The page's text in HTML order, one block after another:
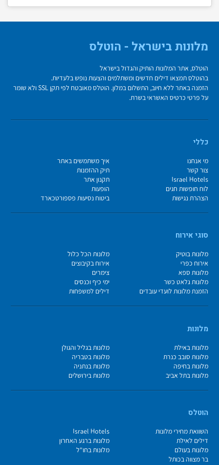
מלונות בישראל - הוטלס
הוטלס, אתר המלונות הותיק והגדול בישראל
בהוטלס תמצאו דילים חדשים ומשתלמים והצעות נופש בלעדיות.
הזמנה באתר ללא חיוב, התשלום במלון. הוטלס מאובטח לפי תקן SSL ולא שומר
על פרטי כרטיס האשראי בשרת.
כללי
מי אנחנו
איך משתמשים באתר
צור קשר
תיק ההזמנות
Israel Hotels
תקנון אתר
לוח חופשות חגים
הופעות
הצהרת נגישות
ביטוח נסיעות פספורטכארד
סוגי אירוח
מלונות בוטיק
מלונות הכל כלול
אירוח כפרי
אירוח בקיבוצים
מלונות ספא
צימרים
מלונות גלאט כשר
ימי כיף וכנסים
הזמנת מלונות לועדי עובדים
דילים למשפחות
מלונות
מלונות באילת
מלונות בגליל והגולן
מלונות סובב כנרת
מלונות בטבריה
מלונות בחיפה
מלונות בנתניה
מלונות בתל אביב
מלונות בירושלים
הוטלס
השוואת מחירי מלונות
Israel Hotels
דילים לאילת
מלונות ברגע האחרון
מלונות בעולם
מלונות בחו"ל
בר מצווה בכותל